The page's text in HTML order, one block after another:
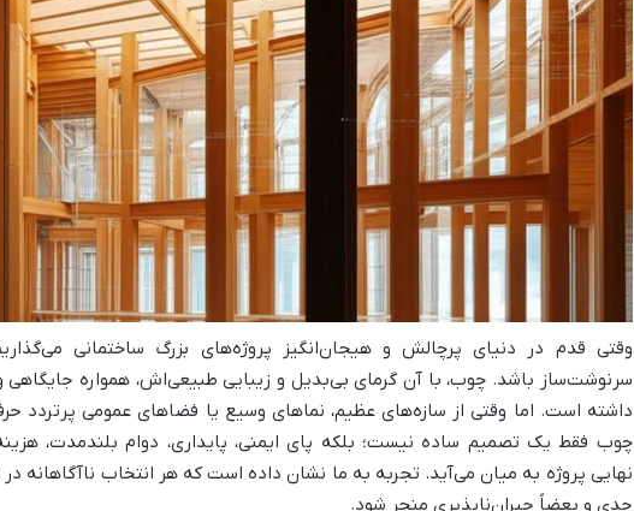
وقتی قدم در دنیای پرچالش و هیجان‌انگیز پروژه‌های بزرگ ساختمانی
سرنوشت‌ساز باشد. چوب، با آن گرمای بی‌بدیل و زیبایی طبیعی‌اش، همواره جایگاهی
داشته است. اما وقتی از سازه‌های عظیم، نماهای وسیع یا فضاهای عمومی پرتردد
چوب فقط یک تصمیم ساده نیست؛ بلکه پای ایمنی، پایداری، دوام بلندمدت،
نهایی پروژه به میان می‌آید. تجربه به ما نشان داده است که هر انتخاب ناآگاهانه
جدی و بعضاً جبران‌ناپذیری منجر شود.